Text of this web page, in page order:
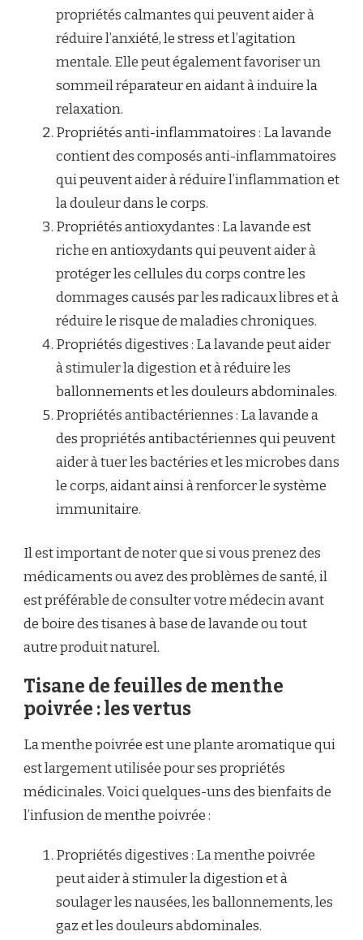
propriétés calmantes qui peuvent aider à
réduire l’anxiété, le stress et l’agitation
mentale. Elle peut également favoriser un
sommeil réparateur en aidant à induire la
relaxation.
Propriétés anti-inflammatoires : La lavande
contient des composés anti-inflammatoires
qui peuvent aider à réduire l’inflammation et
la douleur dans le corps.
Propriétés antioxydantes : La lavande est
riche en antioxydants qui peuvent aider à
protéger les cellules du corps contre les
dommages causés par les radicaux libres et à
réduire le risque de maladies chroniques.
Propriétés digestives : La lavande peut aider
à stimuler la digestion et à réduire les
ballonnements et les douleurs abdominales.
Propriétés antibactériennes : La lavande a
des propriétés antibactériennes qui peuvent
aider à tuer les bactéries et les microbes dans
le corps, aidant ainsi à renforcer le système
immunitaire.
Il est important de noter que si vous prenez des
médicaments ou avez des problèmes de santé, il
est préférable de consulter votre médecin avant
de boire des tisanes à base de lavande ou tout
autre produit naturel.
Tisane de feuilles de menthe
poivrée : les vertus
La menthe poivrée est une plante aromatique qui
est largement utilisée pour ses propriétés
médicinales. Voici quelques-uns des bienfaits de
l’infusion de menthe poivrée :
Propriétés digestives : La menthe poivrée
peut aider à stimuler la digestion et à
soulager les nausées, les ballonnements, les
gaz et les douleurs abdominales.